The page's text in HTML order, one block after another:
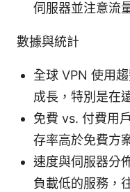
伺服器並注意流
數據與統計
全球 VPN 使用
成長，特別是在
免費 vs. 付費用
存率高於免費方
速度與伺服器分
負載低的服務，